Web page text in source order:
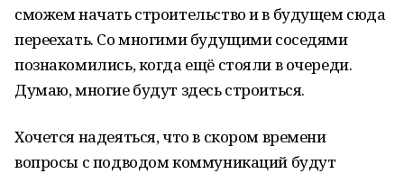
сможем начать строительство и в будущем сюда
переехать. Со многими будущими соседями
познакомились, когда ещё стояли в очереди.
Думаю, многие будут здесь строиться.
Хочется надеяться, что в скором времени
вопросы с подводом коммуникаций будут